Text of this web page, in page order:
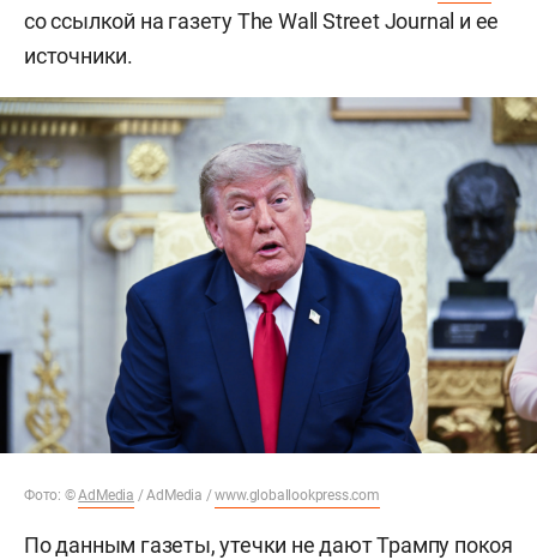
со ссылкой на газету The Wall Street Journal и ее
источники.
Фото: ©AdMedia / AdMedia /www.globallookpress.com
По данным газеты, утечки не дают Трампу покоя